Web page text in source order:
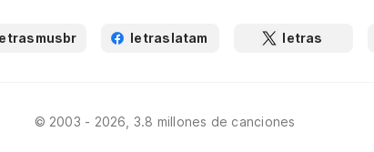
letraslatam letras
© 2003 - 2026, 3.8 millones de canciones